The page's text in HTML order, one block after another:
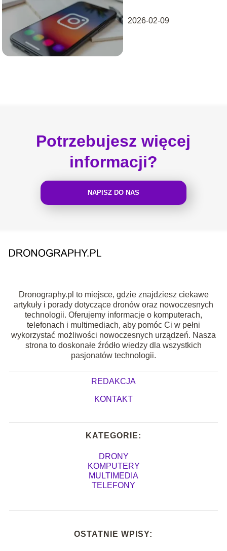
2026-02-09
Potrzebujesz więcej
informacji?
NAPISZ DO NAS
Dronography.pl to miejsce, gdzie znajdziesz ciekawe
artykuły i porady dotyczące dronów oraz nowoczesnych
technologii. Oferujemy informacje o komputerach,
telefonach i multimediach, aby pomóc Ci w pełni
wykorzystać możliwości nowoczesnych urządzeń. Nasza
strona to doskonałe źródło wiedzy dla wszystkich
pasjonatów technologii.
REDAKCJA
KONTAKT
KATEGORIE:
DRONY
KOMPUTERY
MULTIMEDIA
TELEFONY
OSTATNIE WPISY: